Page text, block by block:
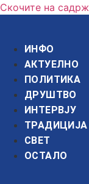
Скочите на
ИНФО
АКТУЕЛНО
ПОЛИТИКА
ДРУШТВО
ИНТЕРВЈУ
ТРАДИЦИЈА
СВЕТ
ОСТАЛО